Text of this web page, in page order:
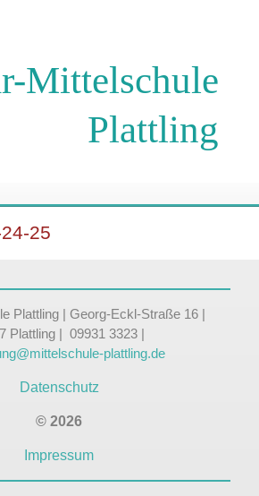
Mittelschule
Plattling
25
Plattling | Georg-Eckl-Straße 16 |
Plattling | 09931 3323 |
plattling.de
Datenschutz
© 2026
Impressum